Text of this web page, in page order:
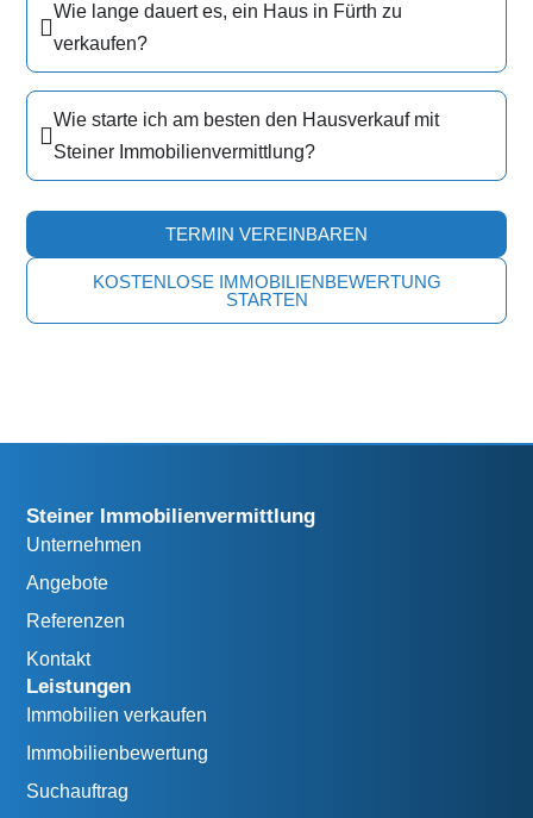
Wie lange dauert es, ein Haus in Fürth zu
verkaufen?
Wie starte ich am besten den Hausverkauf mit
Steiner Immobilienvermittlung?
TERMIN VEREINBAREN
KOSTENLOSE IMMOBILIENBEWERTUNG
STARTEN
Steiner Immobilienvermittlung
Unternehmen
Angebote
Referenzen
Kontakt
Leistungen
Immobilien verkaufen
Immobilienbewertung
Suchauftrag